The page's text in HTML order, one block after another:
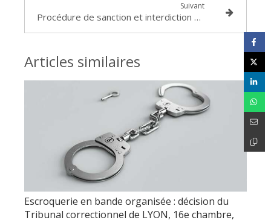
Suivant
Procédure de sanction et interdiction de gérer : jugement rendu par le Tribunal de commerce de LYON le 5 Novembre 2020 (RG 2020F1598)
Articles similaires
Escroquerie en bande organisée : décision du
Tribunal correctionnel de LYON, 16e chambre,